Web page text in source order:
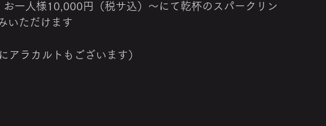
一人様10,000円（税サ込）～にて乾杯のスパークリン
いただけます
ラカルトもございます）